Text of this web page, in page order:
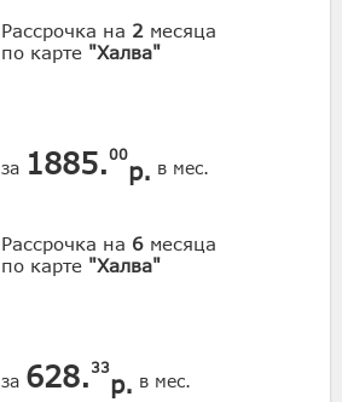
Рассрочка на 2 месяца
по карте "Халва"
за 1885.00
р. в мес.
Рассрочка на 6 месяца
по карте "Халва"
за 628. 33
р. в мес.